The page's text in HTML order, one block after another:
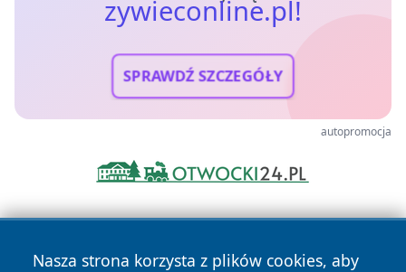
zywieconline.pl!
SPRAWDŹ SZCZEGÓŁY
autopromocja
Nasza strona korzysta z plików cookies, aby